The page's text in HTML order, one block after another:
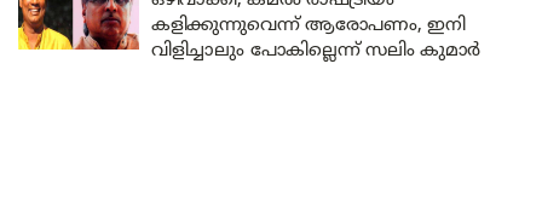
കളിക്കുന്നുവെന്ന് ആരോപണം, ഇനി
വിളിച്ചാലും പോകില്ലെന്ന് സലിം കുമാർ